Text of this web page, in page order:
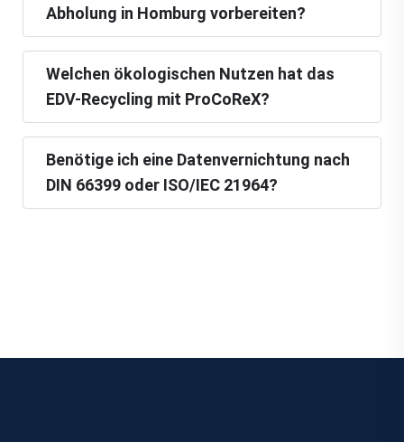
Abholung in Homburg vorbereiten?
Welchen ökologischen Nutzen hat das
EDV-Recycling mit ProCoReX?
Benötige ich eine Datenvernichtung nach
DIN 66399 oder ISO/IEC 21964?